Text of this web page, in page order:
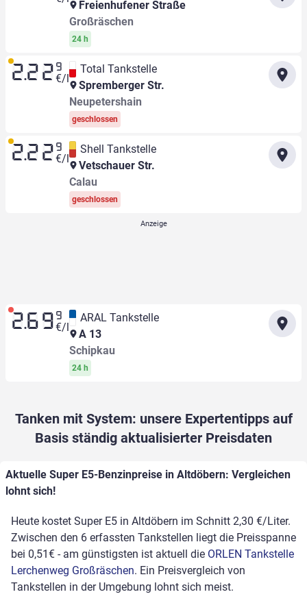
Freienhufener Straße
Großräschen
24 h
2.22 9
€/l
Total Tankstelle
Spremberger Str.
Neupetershain
geschlossen
2.22 9
€/l
Shell Tankstelle
Vetschauer Str.
Calau
geschlossen
2.69 9
€/l
ARAL Tankstelle
A 13
Schipkau
24 h
Tanken mit System: unsere Expertentipps auf
Basis ständig aktualisierter Preisdaten
Aktuelle Super E5-Benzinpreise in Altdöbern: Vergleichen
lohnt sich!
Heute kostet Super E5 in Altdöbern im Schnitt 2,30 €/Liter.
Zwischen den 6 erfassten Tankstellen liegt die Preisspanne
bei 0,51€ - am günstigsten ist aktuell die ORLEN Tankstelle
Lerchenweg Großräschen. Ein Preisvergleich von
Tankstellen in der Umgebung lohnt sich meist.